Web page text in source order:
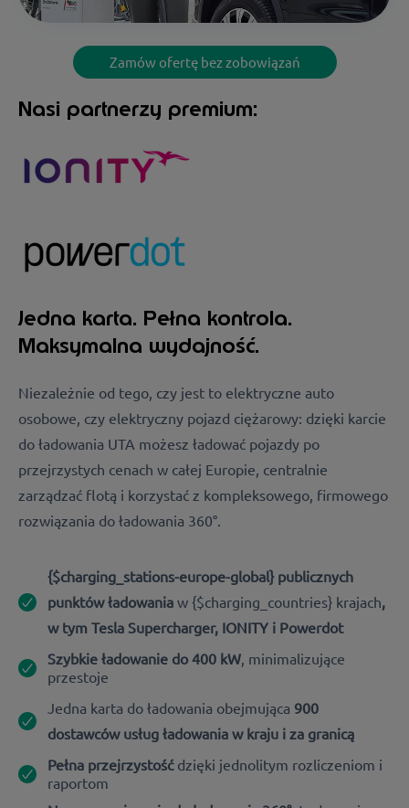
Zamów ofertę bez zobowiązań
Nasi partnerzy premium:
Jedna karta. Pełna kontrola.
Maksymalna wydajność.
Niezależnie od tego, czy jest to elektryczne auto
osobowe, czy elektryczny pojazd ciężarowy: dzięki karcie
do ładowania UTA możesz ładować pojazdy po
przejrzystych cenach w całej Europie, centralnie
zarządzać flotą i korzystać z kompleksowego, firmowego
rozwiązania do ładowania 360°.
{$charging_stations-europe-global} publicznych
punktów ładowania w {$charging_countries} krajach,
w tym Tesla Supercharger, IONITY i Powerdot
Szybkie ładowanie do 400 kW , minimalizujące
przestoje
Jedna karta do ładowania obejmująca 900
dostawców usług ładowania w kraju i za granicą
Pełna przejrzystośćdzięki jednolitym rozliczeniom i
raportom